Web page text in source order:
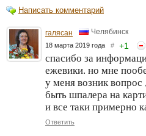
Написать комментарий
галясан Челябинск
18 марта 2019 года # +1
спасибо за
ежевики. но мне
у меня возник
быть шпалера на
и все таки примерно
Ответить